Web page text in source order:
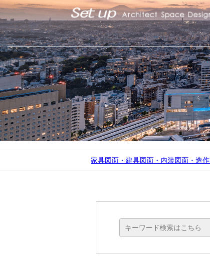
家具図面・建具図面・内装図面・造